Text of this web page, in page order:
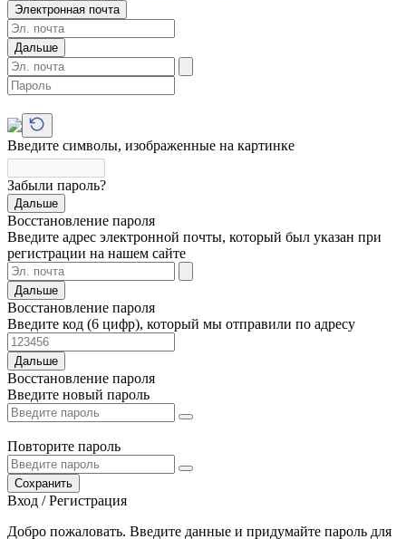
Электронная почта
Дальше
Введите символы, изображенные на картинке
Забыли пароль?
Дальше
Восстановление пароля
Введите адрес электронной почты, который был указан при
регистрации на нашем сайте
Дальше
Восстановление пароля
Введите код (6 цифр), который мы отправили по адресу
Дальше
Восстановление пароля
Введите новый пароль
Повторите пароль
Сохранить
Вход / Регистрация
Добро пожаловать. Введите данные и придумайте пароль для